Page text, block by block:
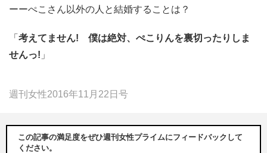
ーーぺこさん以外の人と結婚することは？
「 考えてません! 僕は絶対、ぺこりんを裏切ったりしま
せんっ! 」
週刊女性2016年11月22日号
この記事の満足度をぜひ週刊女性プライムにフィードバックして
ください。